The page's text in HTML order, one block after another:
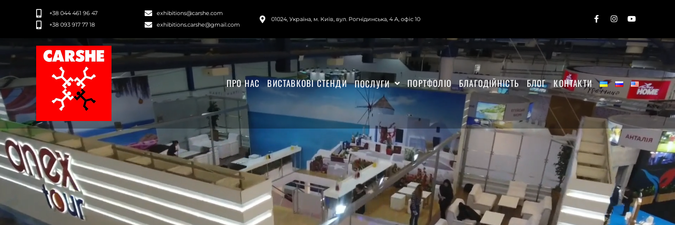
+38 044 461 96 47
+38 093 917 77 18
exhibitions@carshe.com
exhibitions.carshe@gmail.com
01024, Україна, м. Київ, вул. Рогнідинська, 4 А, офіс 10
ПРО НАС ВИСТАВКОВІ СТЕНДИ ПОСЛУГИ ПОРТФОЛІО БЛАГОДІЙНІСТЬ БЛОГ КОНТАКТИ